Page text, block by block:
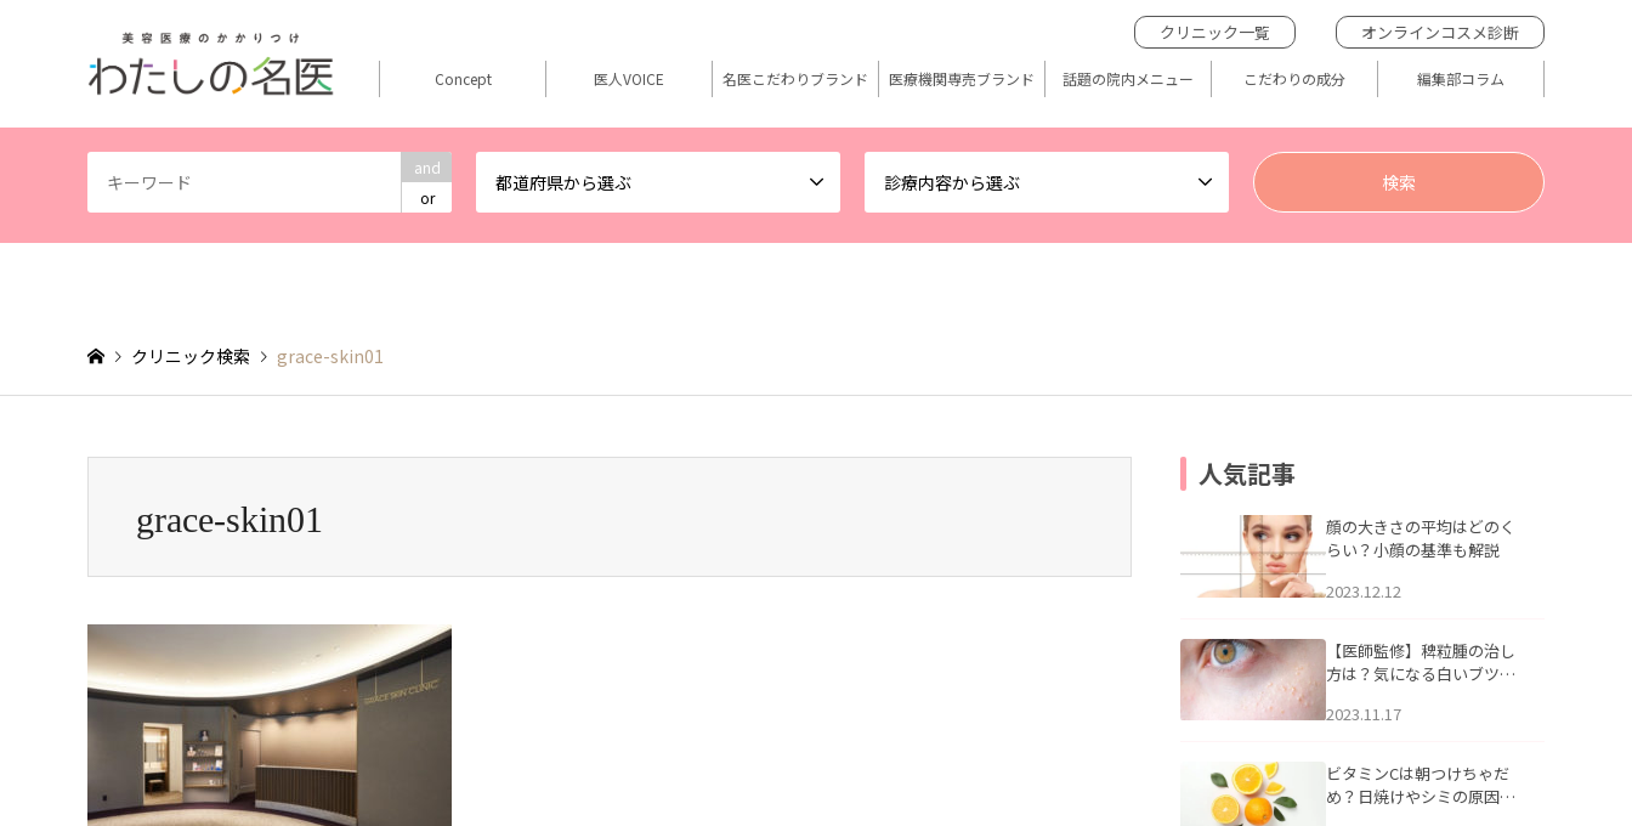
and
or
都道府県から選ぶ 診療内容から選ぶ
クリニック一覧 オンラインコスメ診断
Concept 医人VOICE 名医こだわりブランド 医療機関専売ブランド 話題の院内メニュー こだわりの成分 編集部コラム
クリニック検索 grace-skin01
grace-skin01
人気記事
顔の大きさの平均はどのく
らい？小顔の基準も解説
2023.12.12
【医師監修】稗粒腫の治し
方は？気になる白いブツブ
アについて
2023.11.17
ビタミンCは朝つけちゃだ
め？日焼けやシミの原因に